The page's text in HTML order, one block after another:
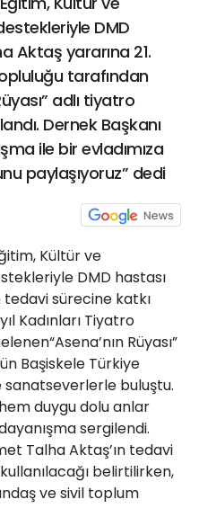
DMD
Aktaş yararına 21.
tarafından
adlı tiyatro
Dernek Başkanı
ile bir evladımıza
paylaşıyoruz” dedi
Kültür ve
DMD hastası
tedavi sürecine katkı
Kadınları Tiyatro
Rüyası”
Başiskele Türkiye
sanatseverlerle buluştu.
duygu dolu anlar
sergilendi.
Talha Aktaş’ın tedavi
belirtilirken,
ve sivil toplum